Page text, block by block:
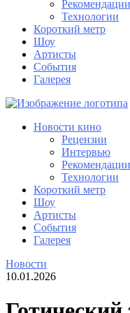
Рекомендации
Технологии
Короткий метр
Шоу
Артисты
События
Галерея
Новости кино
Рецензии
Интервью
Рекомендации
Технологии
Короткий метр
Шоу
Артисты
События
Галерея
Новости
10.01.2026